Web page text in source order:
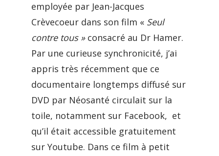
employée par Jean-Jacques
Crèvecoeur dans son film « Seul
contre tous »consacré au Dr Hamer.
Par une curieuse synchronicité, j’ai
appris très récemment que ce
documentaire longtemps diffusé sur
DVD par Néosanté circulait sur la
toile, notamment sur Facebook, et
qu’il était accessible gratuitement
sur Youtube. Dans ce film à petit